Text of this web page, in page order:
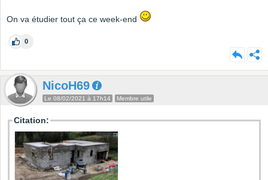
On va étudier tout ça ce week-end
0
NicoH69
Le 08/02/2021 à 17h14 Membre utile
Citation: